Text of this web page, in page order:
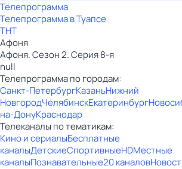
Телепрограмма
Телепрограмма в Туапсе
ТНТ
Афоня
Афоня. Сезон 2. Серия 8-я
null
Телепрограмма по городам:
Санкт-ПетербургКазаньНижний
НовгородЧелябинскЕкатеринбург
на-ДонуКраснодар
Телеканалы по тематикам:
Кино и сериалыБесплатные
каналыДетскиеСпортивныеHDМестные
каналыПознавательные20 каналов